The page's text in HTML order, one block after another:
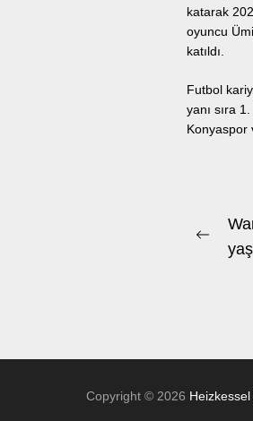
katarak
oyuncu
katıldı.
Futbol
yanı sıra
Konyaspor
Copyright © 2026